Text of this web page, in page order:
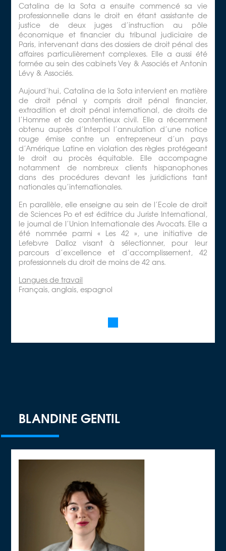
Catalina de la Sota a ensuite commencé sa vie
professionnelle dans le droit en étant assistante de
justice de deux juges d’instruction au pôle
économique et financier du tribunal judiciaire de
Paris, intervenant dans des dossiers de droit pénal des
affaires particulièrement complexes. Elle a aussi été
formée au sein des cabinets Vey & Associés et Antonin
Lévy & Associés.
Aujourd’hui, Catalina de la Sota intervient en matière
de droit pénal y compris droit pénal financier,
extradition et droit pénal international, de droits de
l’Homme et de contentieux civil. Elle a récemment
obtenu auprès d’Interpol l’annulation d’une notice
rouge émise contre un entrepreneur d’un pays
d’Amérique Latine en violation des règles protégeant
le droit au procès équitable. Elle accompagne
notamment de nombreux clients hispanophones
dans des procédures devant les juridictions tant
nationales qu’internationales.
En parallèle, elle enseigne au sein de l’Ecole de droit
de Sciences Po et est éditrice du Juriste International,
le journal de l’Union Internationale des Avocats. Elle a
été nommée parmi « Les 42 », une initiative de
Lefebvre Dalloz visant à sélectionner, pour leur
parcours d’excellence et d’accomplissement, 42
professionnels du droit de moins de 42 ans.
Langues de travail
Français, anglais, espagnol
BLANDINE GENTIL